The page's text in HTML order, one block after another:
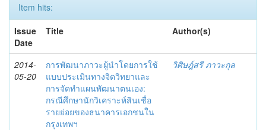
Item hits:
Issue
Date
Title Author(s)
2014-
05-20
การพัฒนาภาวะผู้นำโดยการใช้
แบบประเมินทางจิตวิทยาและ
การจัดทำแผนพัฒนาตนเอง:
กรณีศึกษานักวิเคราะห์สินเชื่อ
รายย่อยของธนาคารเอกชนใน
กรุงเทพฯ
วิศิษฎ์สรี ภาวะกุล